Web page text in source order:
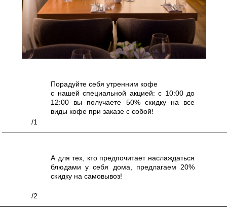
/1
Порадуйте себя утренним кофе
с нашей специальной акцией: с 10:00 до
12:00 вы получаете 50% скидку на все
виды кофе при заказе с собой!
/2
А для тех, кто предпочитает наслаждаться
блюдами у себя дома, предлагаем 20%
скидку на самовывоз!